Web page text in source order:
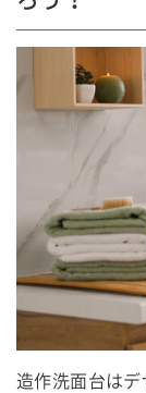
造作洗面台は